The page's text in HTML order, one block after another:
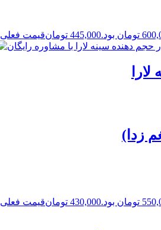
445,000 تومانقیمت فعلی 445,000 تومان است.
زدا)
430,000 تومانقیمت فعلی 430,000 تومان است.